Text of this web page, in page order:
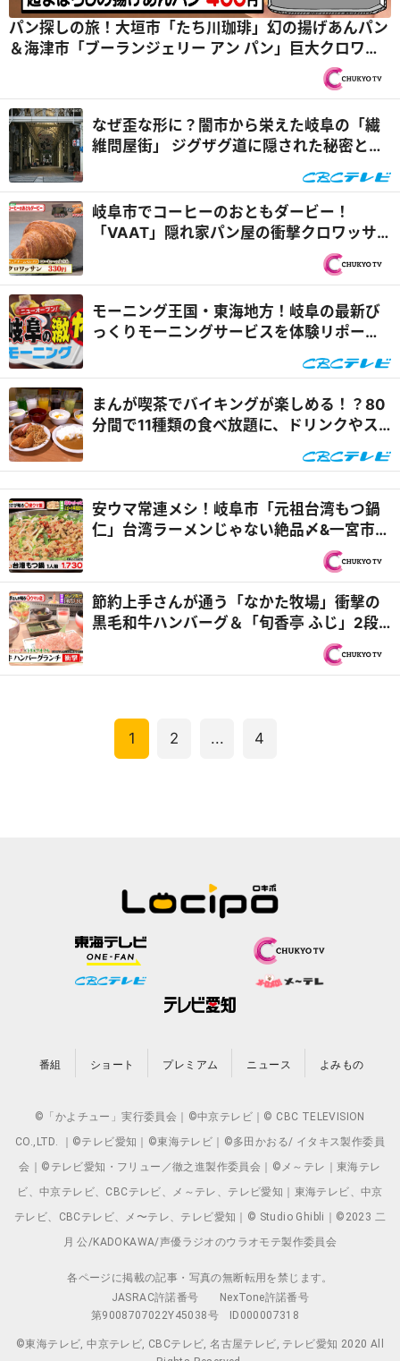
パン探しの旅！大垣市「たち川珈琲」幻の揚げあんパン
＆海津市「ブーランジェリー アン パン」巨大クロワッ
なぜ歪な形に？闇市から栄えた岐阜の「繊
維問屋街」 ジグザグ道に隠された秘密とは
岐阜市でコーヒーのおともダービー！
「VAAT」隠れ家パン屋の衝撃クロワッサ
ン＆「菓匠 将満 柳津店」極上みたらし生団
モーニング王国・東海地方！岐阜の最新び
っくりモーニングサービスを体験リポー
まんが喫茶でバイキングが楽しめる！？80
分間で11種類の食べ放題に、ドリンクやス
題”モーニングを調査！『太田×石井のデラ
ラバ』
安ウマ常連メシ！岐阜市「元祖台湾もつ鍋
仁」台湾ラーメンじゃない絶品〆&一宮市
「岐阜タン町中華」中華そば100円！？
節約上手さんが通う「なかた牧場」衝撃の
黒毛和牛ハンバーグ＆「旬香亭 ふじ」2段
重ね海鮮丼『PS純金（ゴールド）』
1 2 ... 4
番組 ショート プレミアム ニュース よみもの
©「かよチュー」実行委員会｜©中京テレビ｜© CBC TELEVISION
CO.,LTD. ｜©テレビ愛知｜©東海テレビ｜©多田かおる/ イタキス製作委員
会｜©テレビ愛知・フリュー／徹之進製作委員会｜©メ～テレ｜東海テレ
ビ、中京テレビ、CBCテレビ、メ～テレ、テレビ愛知｜東海テレビ、中京
テレビ、CBCテレビ、メ〜テレ、テレビ愛知｜© Studio Ghibli｜©2023 二
月 公/KADOKAWA/声優ラジオのウラオモテ製作委員会
各ページに掲載の記事・写真の無断転用を禁じます。
JASRAC許諾番号
NexTone許諾番号
第9008707022Y45038号
ID000007318
©東海テレビ, 中京テレビ, CBCテレビ, 名古屋テレビ, テレビ愛知 2020 All